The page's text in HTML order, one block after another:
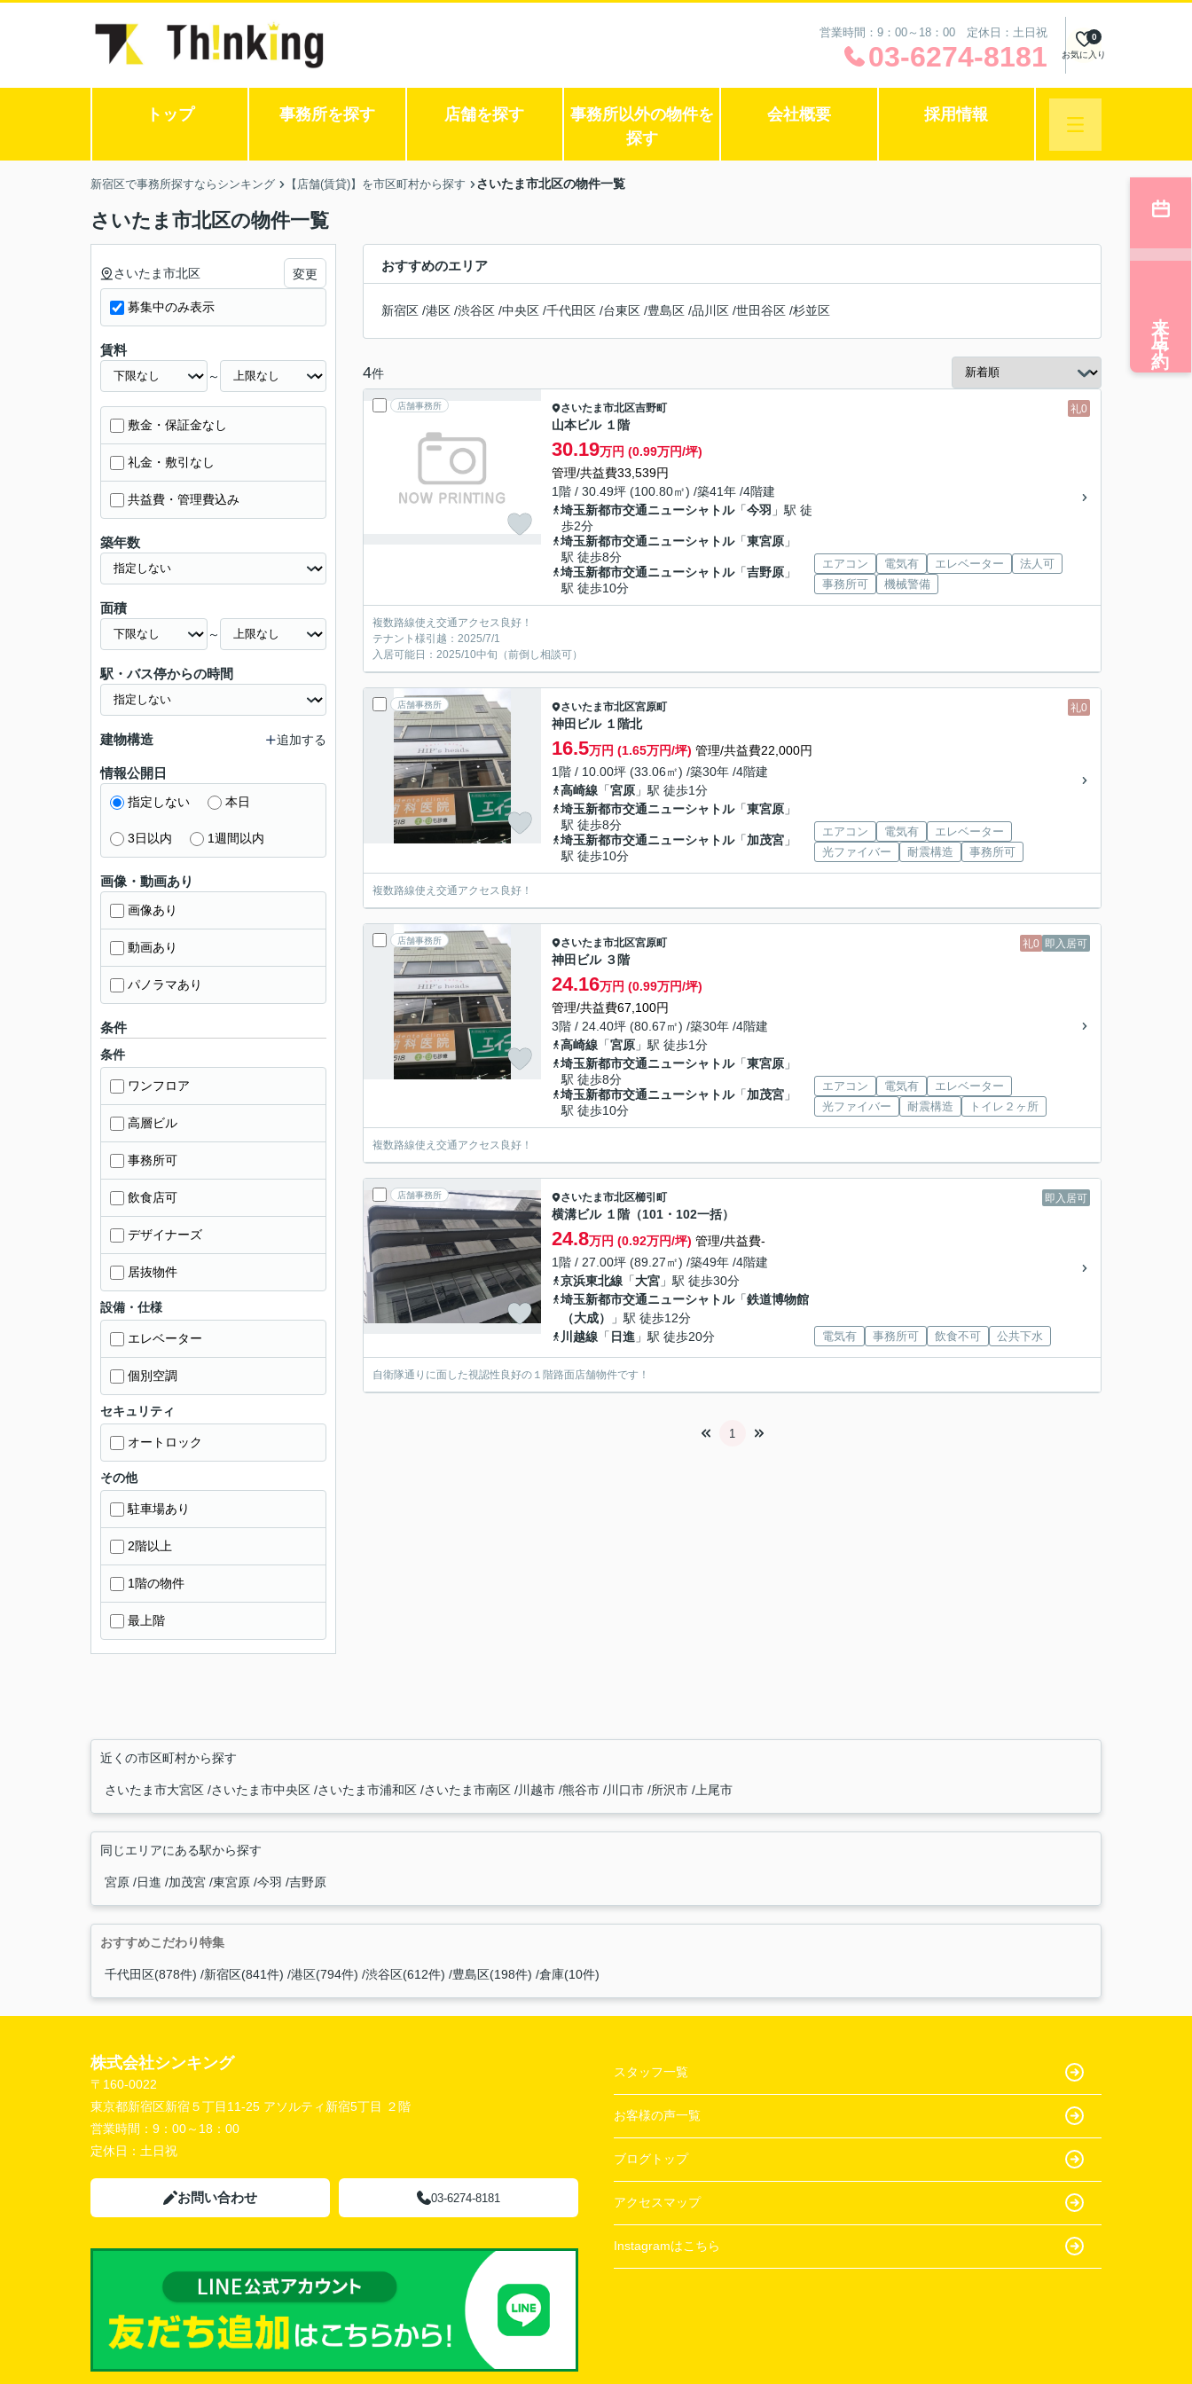
営業時間：9：00～18：00 定休日：土日祝
03-6274-8181 お気に入り
0
トップ 事務所を探す 店舗を探す
事務所以外の物件を
探す
会社概要 採用情報
新宿区で事務所探すならシンキング 【店舗(賃貸)】を市区町村から探す さいたま市北区の物件一覧
さいたま市北区の物件一覧
おすすめのエリア
新宿区 /港区 /渋谷区 /中央区 /千代田区 /台東区 /豊島区 /品川区 /世田谷区 /杉並区
4件
店舗事務所 礼0
さいたま市北区吉野町
山本ビル １階
30.19万円 (0.99万円/坪)
管理/共益費33,539円
1階 / 30.49坪 (100.80㎡) /築41年 /4階建
埼玉新都市交通ニューシャトル「今羽 」駅 徒
歩2分
埼玉新都市交通ニューシャトル「東宮原 」
駅 徒歩8分
埼玉新都市交通ニューシャトル「吉野原 」
駅 徒歩10分
エアコン 電気有 エレベーター
法人可
事務所可
機械警備
複数路線使え交通アクセス良好！
テナント様引越：2025/7/1
入居可能日：2025/10中旬（前倒し相談可）
店舗事務所 礼0
さいたま市北区宮原町
神田ビル １階北
16.5万円 (1.65万円/坪) 管理/共益費22,000円
1階 / 10.00坪 (33.06㎡) /築30年 /4階建
高崎線 「宮原 」駅 徒歩1分
埼玉新都市交通ニューシャトル「東宮原 」
駅 徒歩8分
埼玉新都市交通ニューシャトル「加茂宮 」
駅 徒歩10分
エアコン 電気有
エレベーター
光ファイバー
耐震構造 事務所可
複数路線使え交通アクセス良好！
店舗事務所 礼0 即入居可
さいたま市北区宮原町
神田ビル ３階
24.16万円 (0.99万円/坪)
管理/共益費67,100円
3階 / 24.40坪 (80.67㎡) /築30年 /4階建
高崎線 「宮原 」駅 徒歩1分
埼玉新都市交通ニューシャトル「東宮原 」
駅 徒歩8分
埼玉新都市交通ニューシャトル「加茂宮 」
駅 徒歩10分
エアコン 電気有
エレベーター
光ファイバー
耐震構造 トイレ２ヶ所
複数路線使え交通アクセス良好！
店舗事務所 即入居可
さいたま市北区櫛引町
横溝ビル １階（101・102一括）
24.8万円 (0.92万円/坪) 管理/共益費-
1階 / 27.00坪 (89.27㎡) /築49年 /4階建
京浜東北線 「大宮 」駅 徒歩30分
埼玉新都市交通ニューシャトル「鉄道博物館
（大成）
」駅 徒歩12分
川越線 「 日進 」駅 徒歩20分 電気有 事務所可 飲食不可 公共下水
自衛隊通りに面した視認性良好の１階路面店舗物件です！
1
さいたま市北区 変更
募集中のみ表示
賃料
～
敷金・保証金なし
礼金・敷引なし
共益費・管理費込み
築年数
面積
～
駅・バス停からの時間
建物構造 追加する
情報公開日
指定しない 本日
3日以内 1週間以内
画像・動画あり
画像あり
動画あり
パノラマあり
条件
条件
ワンフロア
高層ビル
事務所可
飲食店可
デザイナーズ
居抜物件
設備・仕様
エレベーター
個別空調
セキュリティ
オートロック
その他
駐車場あり
2階以上
1階の物件
最上階
近くの市区町村から探す
さいたま市大宮区 さいたま市中央区 さいたま市浦和区 さいたま市南区 川越市 熊谷市 川口市 所沢市 上尾市
同じエリアにある駅から探す
宮原 日進 加茂宮 東宮原 今羽 吉野原
おすすめこだわり特集
千代田区(878件) 新宿区(841件) 港区(794件) 渋谷区(612件) 豊島区(198件) 倉庫(10件)
来店予約
株式会社シンキング
〒160-0022
東京都新宿区新宿５丁目11-25 アソルティ新宿5丁目 ２階
営業時間： 9：00～18：00
定休日： 土日祝
お問い合わせ 03-6274-8181
スタッフ一覧
お客様の声一覧
ブログトップ
アクセスマップ
Instagramはこちら